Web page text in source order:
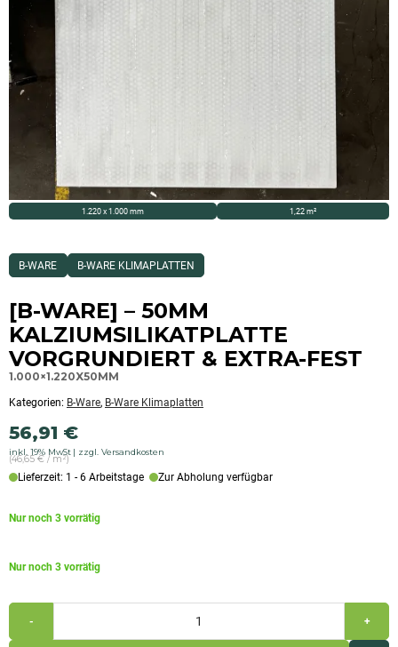
1.220 x 1.000 mm 1,22 m²
Dieses
Produkt
als:
B-
Ware,B-
Ware
Klimaplatten
B-WARE B-WARE KLIMAPLATTEN
[B-WARE] – 50MM
KALZIUMSILIKATPLATTE
VORGRUNDIERT & EXTRA-FEST
1.000×1.220X50MM
Kategorien: B-Ware, B-Ware Klimaplatten
56,91 €
inkl. 19% MwSt zzgl. Versandkosten
(46,65 € / m²)
Nur noch 3 vorrätig
Nur noch 3 vorrätig
-
-
+
Lieferzeit: 1 - 6 Arbeitstage Zur Abholung verfügbar